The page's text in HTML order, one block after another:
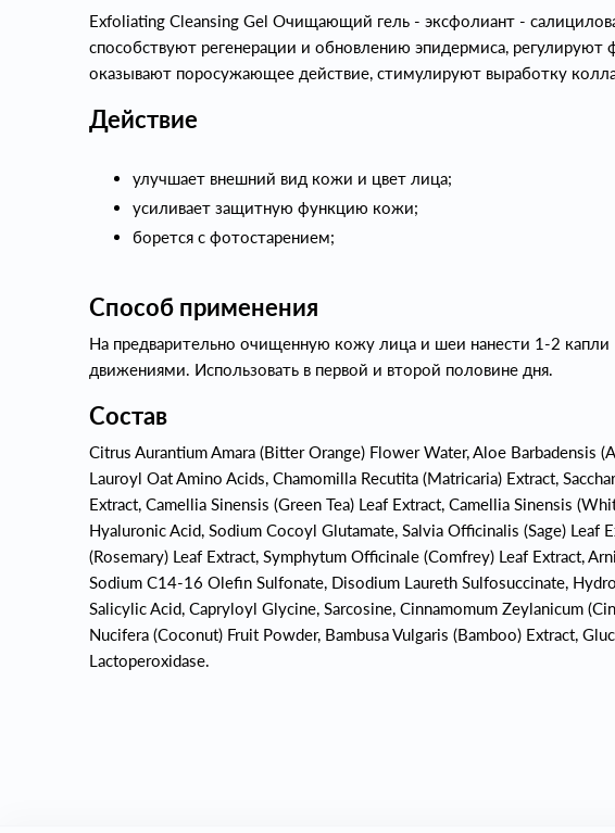
Exfoliating Cleansing Gel Очищающий гель - эксфолиант -
способствуют регенерации и обновлению эпидермиса,
оказывают поросужающее действие, стимулируют выработку
Действие
улучшает внешний вид кожи и цвет лица;
усиливает защитную функцию кожи;
борется с фотостарением;
Способ применения
На предварительно очищенную кожу лица и шеи нанести 1-2
движениями. Использовать в первой и второй половине дня.
Состав
Citrus Aurantium Amara (Bitter Orange) Flower Water, Aloe Barbadensis
Lauroyl Oat Amino Acids, Chamomilla Recutita (Matricaria) Extract,
Extract, Camellia Sinensis (Green Tea) Leaf Extract, Camellia Sinensis
Hyaluronic Acid, Sodium Cocoyl Glutamate, Salvia Officinalis (Sage) Leaf
(Rosemary) Leaf Extract, Symphytum Officinale (Comfrey) Leaf Extract,
Sodium C14-16 Olefin Sulfonate, Disodium Laureth Sulfosuccinate,
Salicylic Acid, Capryloyl Glycine, Sarcosine, Cinnamomum Zeylanicum
Nucifera (Coconut) Fruit Powder, Bambusa Vulgaris (Bamboo) Extract,
Lactoperoxidase.